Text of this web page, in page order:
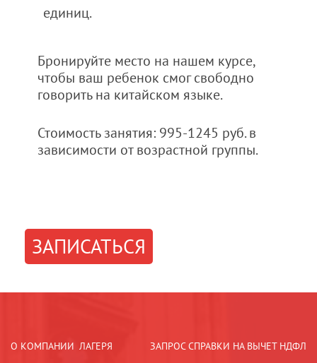
единиц.
Бронируйте место на нашем курсе,
чтобы ваш ребенок смог свободно
говорить на китайском языке.
Стоимость занятия: 995-1245 руб. в
зависимости от возрастной группы.
ЗАПИСАТЬСЯ
О КОМПАНИИ ЛАГЕРЯ ЗАПРОС СПРАВКИ НА ВЫЧЕТ НДФЛ